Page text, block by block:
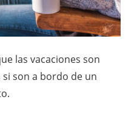
x
i
c
las vacaciones son
son a bordo de un